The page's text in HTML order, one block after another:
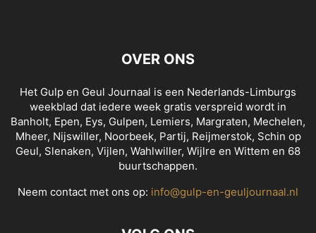
OVER ONS
Het Gulp en Geul Journaal is een Nederlands-Limburgs
weekblad dat iedere week gratis verspreid wordt in
Banholt, Epen, Eys, Gulpen, Lemiers, Margraten, Mechelen,
Mheer, Nijswiller, Noorbeek, Partij, Reijmerstok, Schin op
Geul, Slenaken, Vijlen, Wahlwiller, Wijlre en Wittem en 68
buurtschappen.
Neem contact met ons op: info@gulp-en-geuljournaal.nl